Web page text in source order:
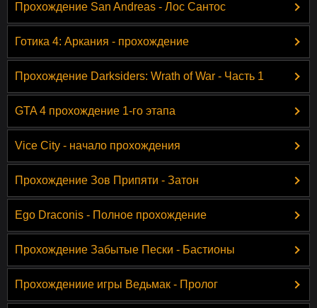
Прохождение San Andreas - Лос Сантос
Готика 4: Аркания - прохождение
Прохождение Darksiders: Wrath of War - Часть 1
GTA 4 прохождение 1-го этапа
Vice City - начало прохождения
Прохождение Зов Припяти - Затон
Ego Draconis - Полное прохождение
Прохождение Забытые Пески - Бастионы
Прохождениие игры Ведьмак - Пролог